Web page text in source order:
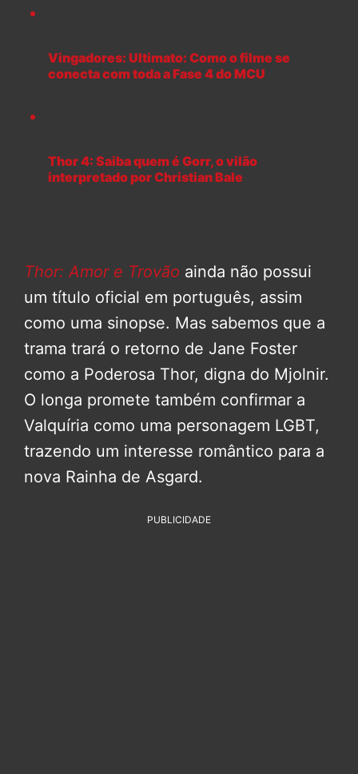
Vingadores: Ultimato: Como o filme se
conecta com toda a Fase 4 do MCU
Thor 4: Saiba quem é Gorr, o vilão
interpretado por Christian Bale
Thor: Amor e Trovão ainda não possui
um título oficial em português, assim
como uma sinopse. Mas sabemos que a
trama trará o retorno de Jane Foster
como a Poderosa Thor, digna do Mjolnir.
O longa promete também confirmar a
Valquíria como uma personagem LGBT,
trazendo um interesse romântico para a
nova Rainha de Asgard.
PUBLICIDADE